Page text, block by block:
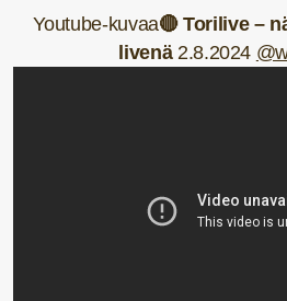
Youtube-kuvaa🔴Torilive –
livenä 2.8.2024